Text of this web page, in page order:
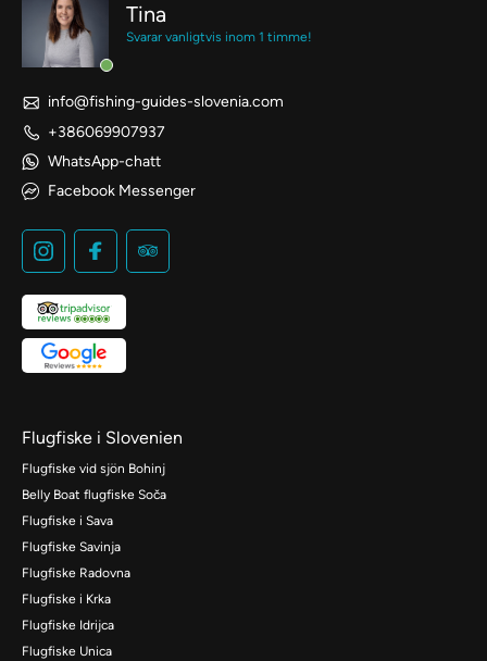
Tina
Svarar vanligtvis inom 1 timme!
info@fishing-guides-slovenia.com
+386069907937
WhatsApp-chatt
Facebook Messenger
Flugfiske i Slovenien
Flugfiske vid sjön Bohinj
Belly Boat flugfiske Soča
Flugfiske i Sava
Flugfiske Savinja
Flugfiske Radovna
Flugfiske i Krka
Flugfiske Idrijca
Flugfiske Unica